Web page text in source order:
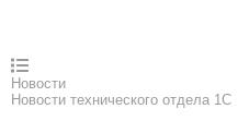
Новости
Новости технического отдела 1С